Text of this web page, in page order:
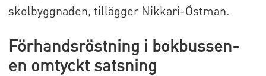
skolbyggnaden, tillägger Nikkari-Östman.
Förhandsröstning i bokbussen-
en omtyckt satsning